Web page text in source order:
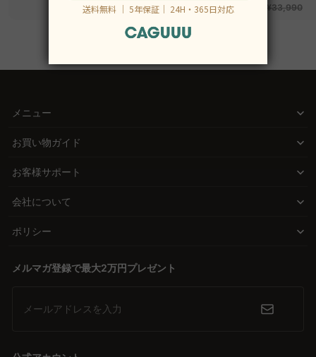
べるコーデュロイ
¥33,990
メニュー
お買い物ガイド
お客様サポート
会社について
ポリシー
メルマガ登録で最大2万円プレゼント
メールアドレスを入力